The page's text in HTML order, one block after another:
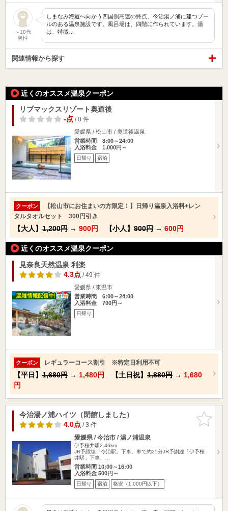
～10代
男性
しまなみ海道へ向かう四国側高速の終点、今治湯ノ浦に建つプー
ルのある温泉施設です。風呂場は、四階に作られています。湯
は、特徴…
関連情報から探す
近くのオススメ温泉クーポン
リブマックスリゾート奥道後
-点/ 0 件
愛媛県 / 松山市 / 奥道後温泉
営業時間 8:00～24:00
入浴料金 1,000円～
日帰り 宿泊
クーポン
【松山市にお住まいの方限定！】日帰り温泉入浴料+レン
タルタオルセット 300円引き
【大人】 1,200円 → 900円 【小人】 900円 → 600円
近くのオススメ温泉クーポン
見奈良天然温泉 利楽
4.3点/ 49 件
愛媛県 / 東温市
営業時間 6:00～24:00
入浴料金 700円～
日帰り
クーポン レギュラーコース割引 ※特定日利用不可
【平日】 1,680円 → 1,480円 【土日祝】 1,880円 → 1,680
円
お気に入
りに追加
今治湯ノ浦ハイツ（閉館しました）
4.0点/ 3 件
愛媛県 / 今治市 / 湯ノ浦温泉
伊予桜井駅2.46km
JR予讃線「今治駅」下車、車で約25分JR予讃線「伊予桜
井駅」下車、…
営業時間 10:00～16:00
入浴料金 500円～
日帰り 宿泊 格安（1,000円以下）